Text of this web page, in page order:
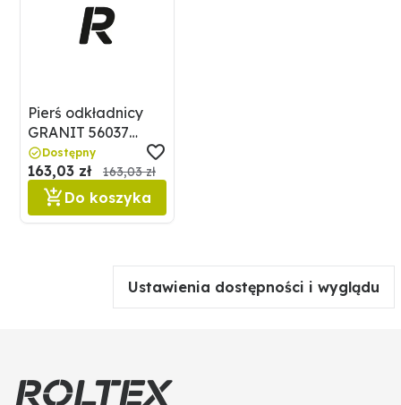
Pierś odkładnicy
GRANIT 56037
173476
Dostępny
163,03 zł 163,03 zł
Do koszyka
Ustawienia dostępności i wyglądu